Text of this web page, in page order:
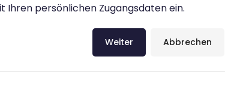
Ihren persönlichen Zugangsdaten ein.
Abbrechen
Weiter